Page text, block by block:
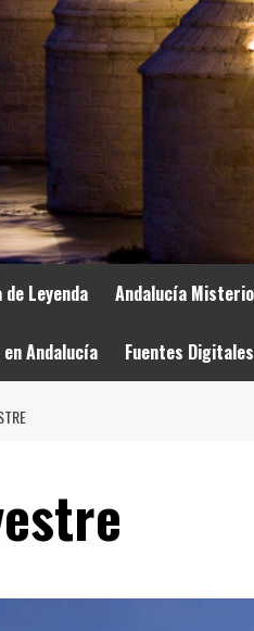
Leyenda Andalucía
Andalucía Fuentes